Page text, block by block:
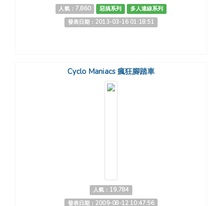
人氣：7,860 惡搞系列
多人連線系列
發表日期：2013-03-16 01:18:51
Cyclo Maniacs 瘋狂腳踏車
人氣：19,784
發表日期：2009-08-12 10:47:56